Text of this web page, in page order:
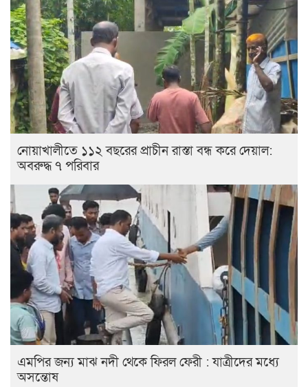
নোয়াখালীতে ১১২ বছরের প্রাচীন রাস্তা বন্ধ করে দেয়াল:
অবরুদ্ধ ৭ পরিবার
এমপির জন্য মাঝ নদী থেকে ফিরল ফেরী : যাত্রীদের মধ্যে
অসন্তোষ